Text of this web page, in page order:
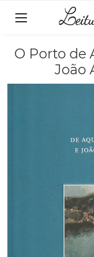
O Porto de
João